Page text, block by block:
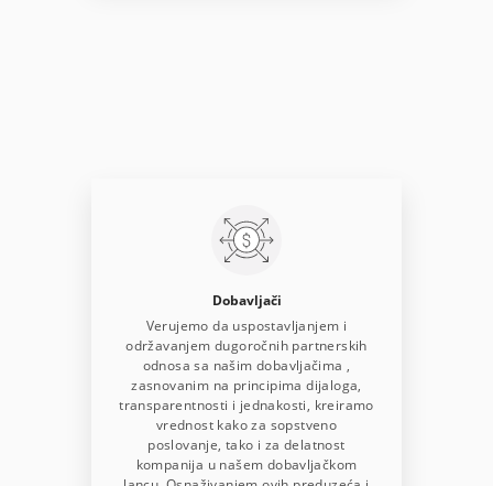
Dobavljači
Verujemo da uspostavljanjem i
održavanjem dugoročnih partnerskih
odnosa sa našim dobavljačima ,
zasnovanim na principima dijaloga,
transparentnosti i jednakosti, kreiramo
vrednost kako za sopstveno
poslovanje, tako i za delatnost
kompanija u našem dobavljačkom